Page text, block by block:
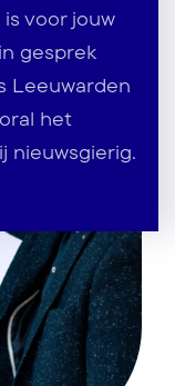
voor jouw
gesprek
Leeuwarden
het
nieuwsgierig.